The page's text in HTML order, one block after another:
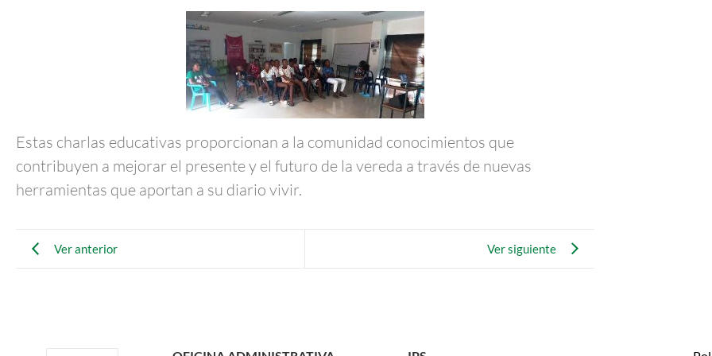
Estas charlas educativas proporcionan a la comunidad conocimientos que
contribuyen a mejorar el presente y el futuro de la vereda a través de nuevas
herramientas que aportan a su diario vivir.
Ver anterior Ver siguiente